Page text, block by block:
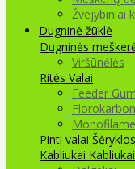
Žvejybiniai
Dugninė žūklė
Dugninės
Viršūnėlės
Ritės Valai
Feeder Gum
Pinti valai Šėryklos
Kabliukai